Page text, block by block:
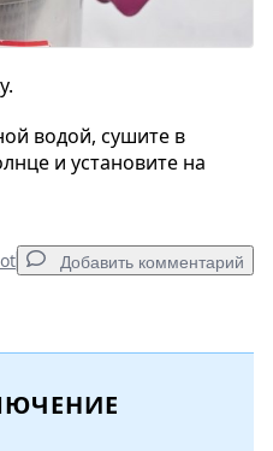
водой, сушите в
и установите на
Добавить комментарий